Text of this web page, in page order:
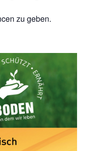
zu geben.